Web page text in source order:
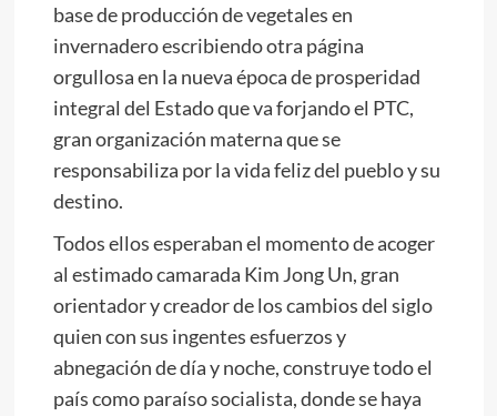
base de producción de vegetales en
invernadero escribiendo otra página
orgullosa en la nueva época de prosperidad
integral del Estado que va forjando el PTC,
gran organización materna que se
responsabiliza por la vida feliz del pueblo y su
destino.
Todos ellos esperaban el momento de acoger
al estimado camarada Kim Jong Un, gran
orientador y creador de los cambios del siglo
quien con sus ingentes esfuerzos y
abnegación de día y noche, construye todo el
país como paraíso socialista, donde se haya